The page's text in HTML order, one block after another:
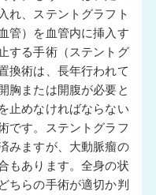
れ、ステントグラフト
管）を血管内に挿入す
する手術（ステントグ
換術は、長年行われて
胸または開腹が必要と
止めなければならない
です。ステントグラフ
みますが、大動脈瘤の
もあります。全身の状
ちらの手術が適切か判